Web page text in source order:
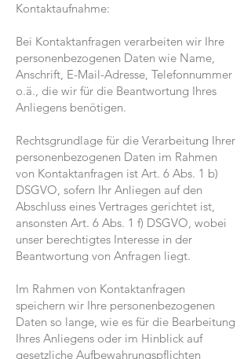
Kontaktaufnahme:
Bei Kontaktanfragen verarbeiten wir Ihre
personenbezogenen Daten wie Name,
Anschrift, E-Mail-Adresse, Telefonnummer
o.ä., die wir für die Beantwortung Ihres
Anliegens benötigen.
Rechtsgrundlage für die Verarbeitung Ihrer
personenbezogenen Daten im Rahmen
von Kontaktanfragen ist Art. 6 Abs. 1 b)
DSGVO, sofern Ihr Anliegen auf den
Abschluss eines Vertrages gerichtet ist,
ansonsten Art. 6 Abs. 1 f) DSGVO, wobei
unser berechtigtes Interesse in der
Beantwortung von Anfragen liegt.
Im Rahmen von Kontaktanfragen
speichern wir Ihre personenbezogenen
Daten so lange, wie es für die Bearbeitung
Ihres Anliegens oder im Hinblick auf
gesetzliche Aufbewahrungspflichten